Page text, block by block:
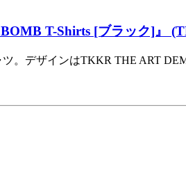
T-Shirts [ブラック]』
。デザインはTKKR THE ART